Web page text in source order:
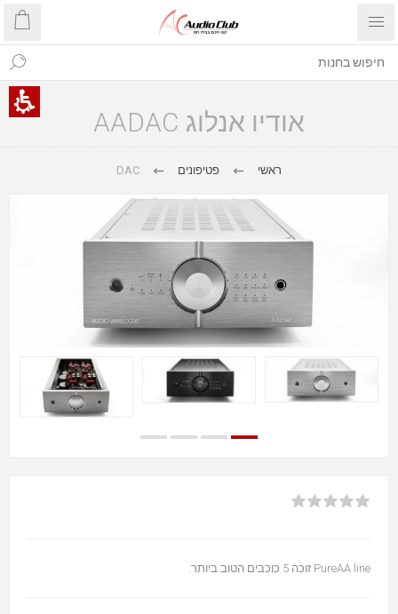
אודיו אנלוג AADAC
ראשי פטיפונים DAC
PureAA line זוכה 5 כוכבים הטוב ביותר.